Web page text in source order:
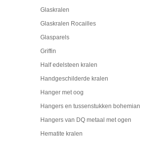
Glaskralen
Glaskralen Rocailles
Glasparels
Griffin
Half edelsteen kralen
Handgeschilderde kralen
Hanger met oog
Hangers en tussenstukken bohemian
Hangers van DQ metaal met ogen
Hematite kralen